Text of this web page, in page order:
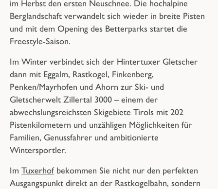
im Herbst den ersten Neuschnee. Die hochalpine
Berglandschaft verwandelt sich wieder in breite Pisten
und mit dem Opening des Betterparks startet die
Freestyle-Saison.
Im Winter verbindet sich der Hintertuxer Gletscher
dann mit Eggalm, Rastkogel, Finkenberg,
Penken/Mayrhofen und Ahorn zur Ski- und
Gletscherwelt Zillertal 3000 – einem der
abwechslungsreichsten Skigebiete Tirols mit 202
Pistenkilometern und unzähligen Möglichkeiten für
Familien, Genussfahrer und ambitionierte
Wintersportler.
Im Tuxerhofbekommen Sie nicht nur den perfekten
Ausgangspunkt direkt an der Rastkogelbahn, sondern